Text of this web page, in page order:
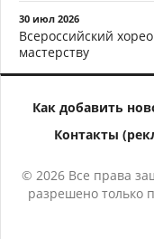
30 июл 2026
Всероссийский
мастерству
Как добавить
Контакты
© 2026 Все права
разрешено только